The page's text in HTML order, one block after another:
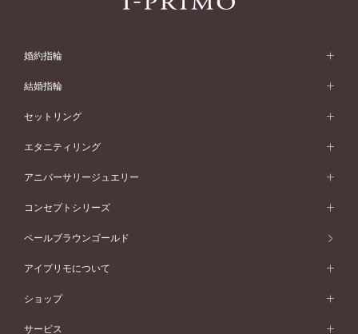
婚約指輪
婚約指輪 (エンゲージリング)
婚約指輪一覧
ピンクゴールド
ペールブラウンゴールド
ウェーブライン
V字ライン
ワンサイドメレ
ダブルサイドメレ
シンプル
フェミニン
モード
50万円台～
40万円台～
30万円台～
婚約指輪 人気ランキング
結婚指輪
結婚指輪 (マリッジリング)
結婚指輪一覧
ピンクゴールド
ペールブラウンゴールド
ウェーブライン
V字ライン
ワンメレ
セベラルメレ
シンプル
フェミニン
モード
50万円～
40万円～50万円
セットリング
セットリング
セットリング一覧
ピンクゴールド
ペールブラウンゴールド
エタニティリング
エタニティリング
エタニティリング一覧
ピンクゴールド
ペールブラウンゴールド
アニバーサリージュエリー
アニバーサリージュエリー
アニバーサリージュエリー一覧
ファッションリング
ブレスレット
コンセプトシリーズ
コンセプトシリーズ
オリジンビリーフ
ペールブラウンゴールド
アイプリモについて
アイプリモについて
パーソナルハンド診断
ショップ
店舗一覧
サービス